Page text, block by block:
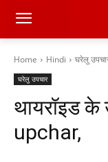
Home Hindi घरेलु
घरेलु उपचार
थायरॉइड
upchar,